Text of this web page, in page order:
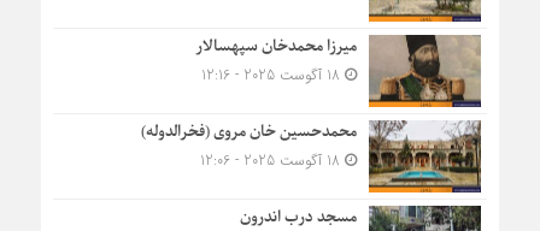
میرزا محمدخان سپهسالار
محمدحسین خان مروی (فخرالدوله)
مسجد درب اندرون